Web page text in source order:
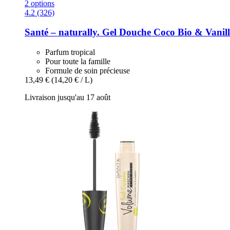
2 options
4.2 (326)
Santé – naturally. Gel Douche Coco Bio &
Parfum tropical
Pour toute la famille
Formule de soin précieuse
13,49 € (14,20 € / L)
Livraison jusqu'au 17 août